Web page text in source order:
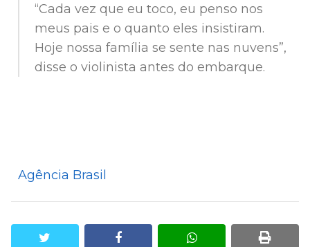
“Cada vez que eu toco, eu penso nos
meus pais e o quanto eles insistiram.
Hoje nossa família se sente nas nuvens”,
disse o violinista antes do embarque.
Agência Brasil
facebook whatsapp print